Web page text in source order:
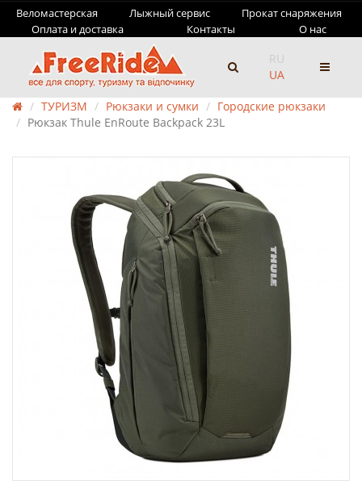
Веломастерская Лыжный сервис
Прокат снаряжения
Оплата и доставка
Контакты О нас
RU
UA
ТУРИЗМ Рюкзаки и сумки
Городские рюкзаки
Рюкзак Thule EnRoute Backpack 23L